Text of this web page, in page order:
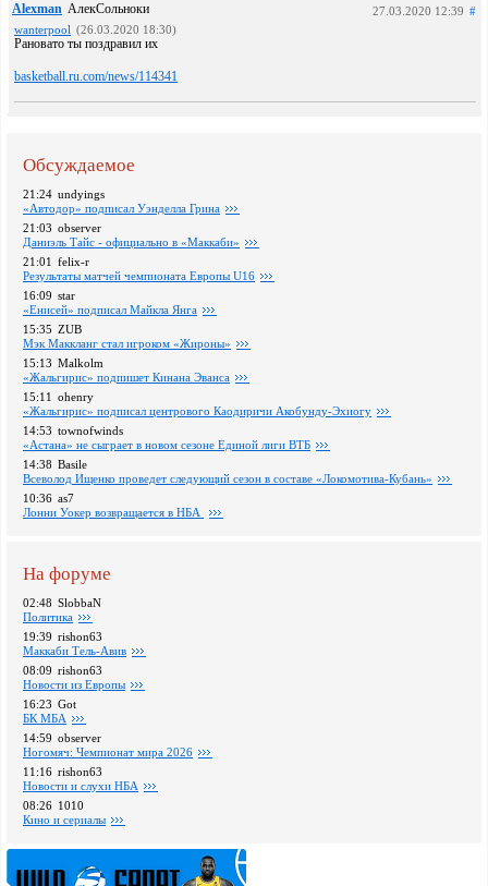
Alexman АлекСольноки 27.03.2020 12:39 #
wanterpool (26.03.2020 18:30)
Рановато ты поздравил их
basketball.ru.com/news/114341
Обсуждаемое
21:24 undyings
«Автодор» подписал Уэнделла Грина
21:03 observer
Даниэль Тайс - официально в «Маккаби»
21:01 felix-r
Pезультаты матчей чемпионата Европы U16
16:09 star
«Енисей» подписал Майкла Янга
15:35 ZUB
Мэк Маккланг стал игроком «Жироны»
15:13 Malkolm
«Жальгирис» подпишет Кинана Эванса
15:11 ohenry
«Жальгирис» подписал центрового Каодиричи Акобунду-Эхиогу
14:53 townofwinds
«Астана» не сыграет в новом сезоне Единой лиги ВТБ
14:38 Basile
Всеволод Ищенко проведет следующий сезон в составе «Локомотива-Кубань»
10:36 as7
Лонни Уокер возвращается в НБА
На форуме
02:48 SlobbaN
Политика
19:39 rishon63
Маккаби Тель-Авив
08:09 rishon63
Новости из Европы
16:23 Got
БК МБА
14:59 observer
Ногомяч: Чемпионат мира 2026
11:16 rishon63
Новости и слухи НБА
08:26 1010
Кино и сериалы